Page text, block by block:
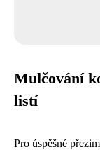
Mulčování
listí
Pro úspěšné